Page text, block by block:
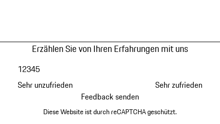
Erzählen Sie von Ihren Erfahrungen mit uns
Sehr unzufrieden
12345
Sehr zufrieden
Feedback senden
Diese Website ist durch reCAPTCHA geschützt.